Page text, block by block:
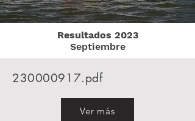
Resultados 2023
Septiembre
230000917.pdf
Ver más